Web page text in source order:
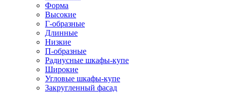
Форма
Высокие
Г-образные
Длинные
Низкие
П-образные
Радиусные шкафы-купе
Широкие
Угловые шкафы-купе
Закругленный фасад